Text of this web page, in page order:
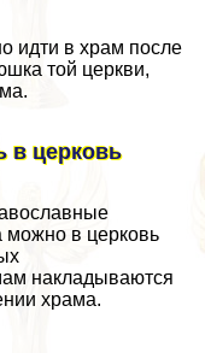
идти в храм после
той церкви,
в церковь
можно в церковь
накладываются
храма.